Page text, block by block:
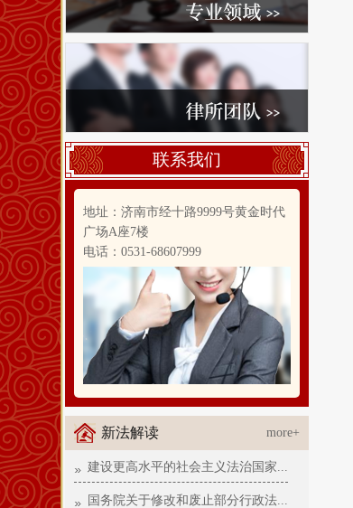
联系我们
地址：济南市经十路9999号黄金时代
广场A座7楼
电话：0531-68607999
新法解读 more+
建设更高水平的社会主义法治国家...
国务院关于修改和废止部分行政法...